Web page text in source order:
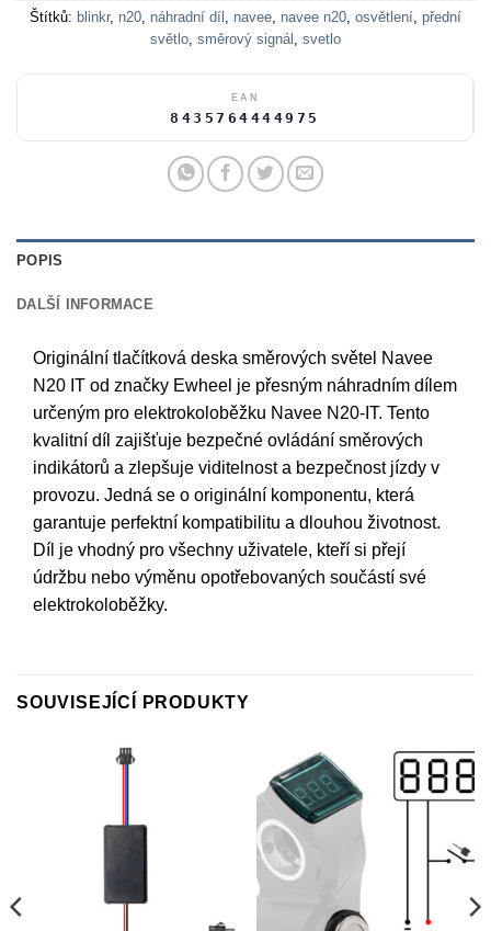
Štítků: blinkr, n20, náhradní díl , navee, navee n20, osvětlení, přední
světlo, směrový signál , svetlo
EAN
8435764444975
POPIS
DALŠÍ INFORMACE
Originální tlačítková deska směrových světel Navee
N20 IT od značky Ewheel je přesným náhradním dílem
určeným pro elektrokoloběžku Navee N20-IT. Tento
kvalitní díl zajišťuje bezpečné ovládání směrových
indikátorů a zlepšuje viditelnost a bezpečnost jízdy v
provozu. Jedná se o originální komponentu, která
garantuje perfektní kompatibilitu a dlouhou životnost.
Díl je vhodný pro všechny uživatele, kteří si přejí
údržbu nebo výměnu opotřebovaných součástí své
elektrokoloběžky.
SOUVISEJÍCÍ PRODUKTY